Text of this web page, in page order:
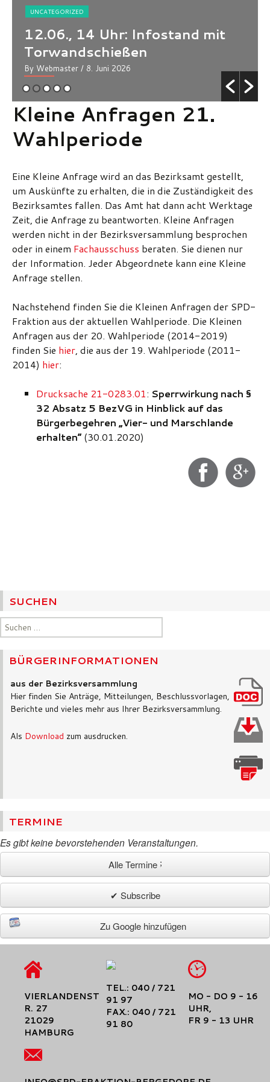
14 Uhr: Infostand mit
/ 8. Juni 2026
Kleine Anfragen 21.
Wahlperiode
Eine Kleine Anfrage wird an das Bezirksamt gestellt,
um Auskünfte zu erhalten, die in die Zuständigkeit des
Bezirksamtes fallen. Das Amt hat dann acht Werktage
Zeit, die Anfrage zu beantworten. Kleine Anfragen
werden nicht in der Bezirksversammlung besprochen
oder in einem Fachausschuss beraten. Sie dienen nur
der Information. Jeder Abgeordnete kann eine Kleine
Anfrage stellen.
Nachstehend finden Sie die Kleinen Anfragen der SPD-
Fraktion aus der aktuellen Wahlperiode. Die Kleinen
Anfragen aus der 20. Wahlperiode (2014-2019)
finden Sie hier, die aus der 19. Wahlperiode (2011-
2014) hier:
Drucksache 21-0283.01: Sperrwirkung nach §
32 Absatz 5 BezVG in Hinblick auf das
Bürgerbegehren „Vier- und Marschlande
erhalten“ (30.01.2020)
SUCHEN
Suchen
nach:
BÜRGERINFORMATIONEN
aus der Bezirksversammlung
Hier finden Sie Anträge, Mitteilungen, Beschlussvorlagen,
Berichte und vieles mehr aus Ihrer Bezirksversammlung.
Als Download zum ausdrucken.
TERMINE
Es gibt keine bevorstehenden Veranstaltungen.
Alle Termine
✔ Subscribe
Zu Google hinzufügen
VIERLANDENST
R. 27
21029
HAMBURG
TEL.: 040 / 721
91 97
FAX.: 040 / 721
91 80
MO - DO 9 - 16
UHR,
FR 9 - 13 UHR